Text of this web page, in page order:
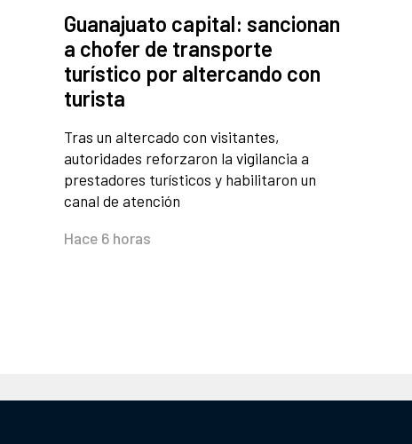
Guanajuato capital: sancionan
a chofer de transporte
turístico por altercando con
turista
Tras un altercado con visitantes,
autoridades reforzaron la vigilancia a
prestadores turísticos y habilitaron un
canal de atención
Hace 6 horas